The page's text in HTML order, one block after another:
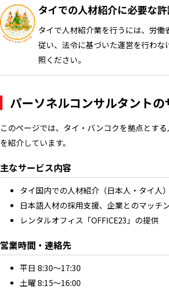
タイでの人材紹介に必要な
タイで人材紹介業を行うには、労
従い、法令に基づいた運営を行わな
照ください。
パーソネルコンサルタント
このページでは、タイ・バンコクを拠点とす
を紹介しています。
主なサービス内容
タイ国内での人材紹介（日本人・タイ人）
日本語人材の採用支援、企業とのマッチ
レンタルオフィス「OFFICE23」の提供
営業時間・連絡先
平日 8:30～17:30
土曜 8:15～16:00